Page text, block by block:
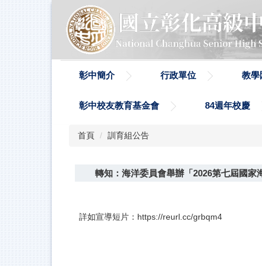
彰中簡介 行政單位 教學
彰中校友教育基金會 84週年校慶
首頁 訓育組公告
轉知：海洋委員會舉辦「2026第七屆國家
詳如宣導短片：https://reurl.cc/grbqm4